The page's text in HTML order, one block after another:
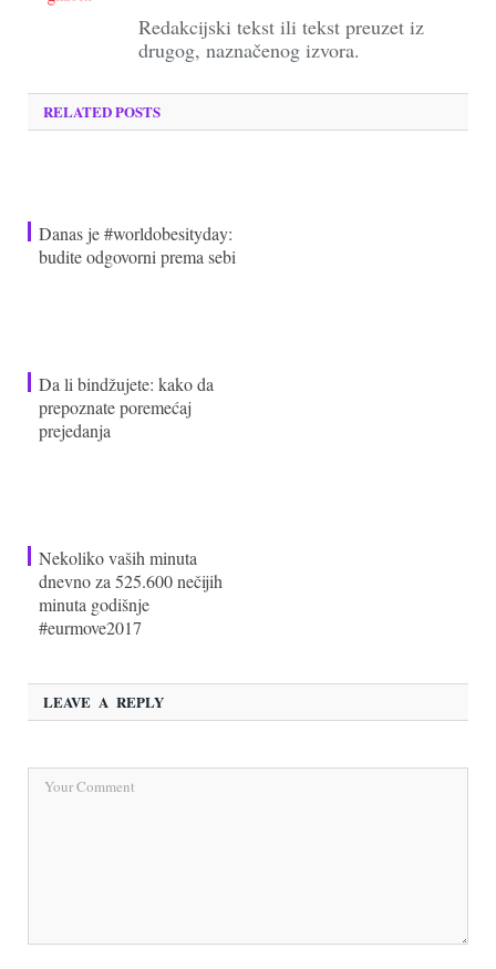
Redakcijski tekst ili tekst preuzet iz
drugog, naznačenog izvora.
RELATED POSTS
Danas je #worldobesityday:
budite odgovorni prema sebi
Da li bindžujete: kako da
prepoznate poremećaj
prejedanja
Nekoliko vaših minuta
dnevno za 525.600 nečijih
minuta godišnje
#eurmove2017
LEAVE A REPLY